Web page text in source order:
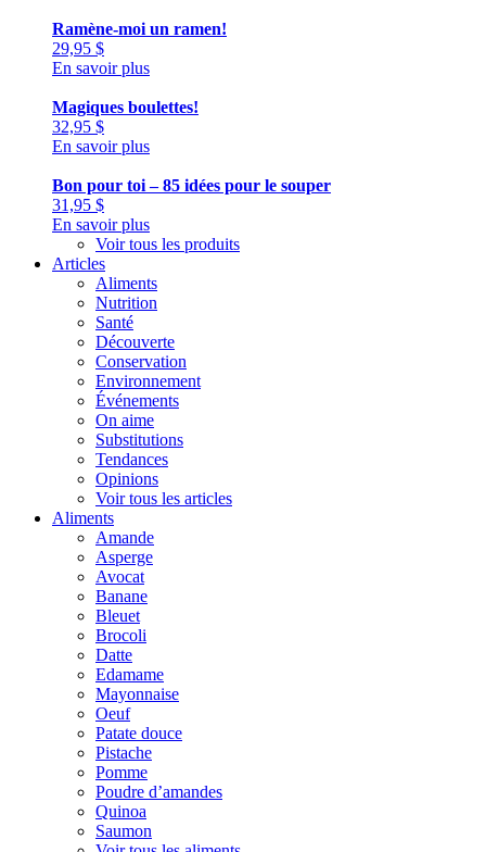
Ramène-moi un ramen!
29,95 $
En savoir plus
Magiques boulettes!
32,95 $
En savoir plus
Bon pour toi – 85 idées pour le souper
31,95 $
En savoir plus
Voir tous les produits
Articles
Aliments
Nutrition
Santé
Découverte
Conservation
Environnement
Événements
On aime
Substitutions
Tendances
Opinions
Voir tous les articles
Aliments
Amande
Asperge
Avocat
Banane
Bleuet
Brocoli
Datte
Edamame
Mayonnaise
Oeuf
Patate douce
Pistache
Pomme
Poudre d’amandes
Quinoa
Saumon